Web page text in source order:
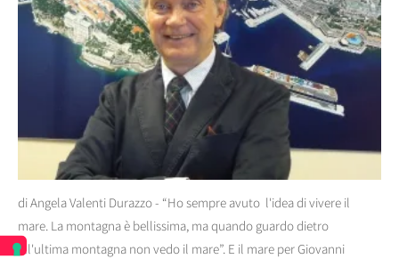
di Angela Valenti Durazzo - “Ho sempre avuto l'idea di vivere il
mare. La montagna è bellissima, ma quando guardo dietro
all'ultima montagna non vedo il mare”. E il mare per Giovanni